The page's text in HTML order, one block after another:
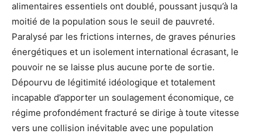
alimentaires essentiels ont doublé, poussant jusqu’à la
moitié de la population sous le seuil de pauvreté.
Paralysé par les frictions internes, de graves pénuries
énergétiques et un isolement international écrasant, le
pouvoir ne se laisse plus aucune porte de sortie.
Dépourvu de légitimité idéologique et totalement
incapable d’apporter un soulagement économique, ce
régime profondément fracturé se dirige à toute vitesse
vers une collision inévitable avec une population